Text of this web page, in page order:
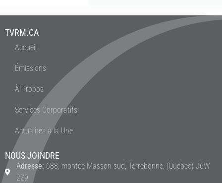
TVRM.CA
Accueil
Émissions
À Propos
Services Corporatifs
Actualités à la Une
NOUS JOINDRE
Adresse: 688, montée Masson sud, Terrebonne, (Québec) J6W
2Z9